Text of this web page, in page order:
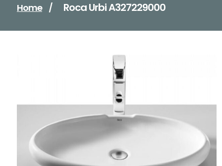
Home / Roca Urbi A327229000